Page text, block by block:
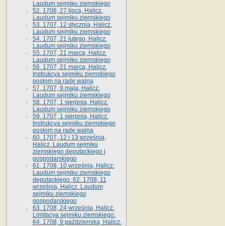
Laudum sejmiku ziemskiego
52. 1706, 27 lipca, Halicz.
Laudum sejmiku ziemskiego
53. 1707, 12 stycznia, Halicz.
Laudum sejmiku ziemskiego
54. 1707, 21 lutego, Halicz.
Laudum sejmiku ziemskiego
55. 1707, 21 marca, Halicz.
Laudum sejmiku ziemskiego
56. 1707, 21 marca, Halicz.
Instrukcya sejmiku ziemskiego
posłom na radę walną
57. 1707, 9 maja, Halicz.
Laudum sejmiku ziemskiego
58. 1707, 1 sierpnia, Halicz.
Laudum sejmiku ziemskiego
59. 1707, 1 sierpnia, Halicz.
Instrukcya sejmiku ziemskiego
posłom na radę walną
60. 1707, 12 i 13 września,
Halicz. Laudum sejmiku
ziemskiego deputackiego i
gospodarskiego
61. 1708, 10 września, Halicz.
Laudum sejmiku ziemskiego
deputackiego. 62. 1708, 11
września, Halicz. Laudum
sejmiku ziemskiego
gospodarskiego
63. 1708, 24 września, Halicz.
Limitacya sejmiku ziemskiego.
64. 1708, 9 października, Halicz.